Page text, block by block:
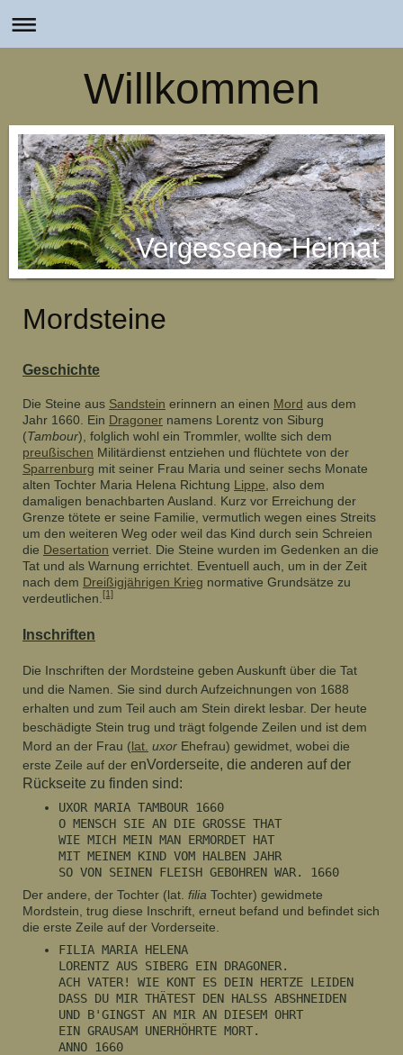
Willkommen
Vergessene-Heimat
Mordsteine
Geschichte
Die Steine aus Sandstein erinnern an einen Mord aus dem
Jahr 1660. Ein Dragoner namens Lorentz von Siburg
(Tambour), folglich wohl ein Trommler, wollte sich dem
preußischen Militärdienst entziehen und flüchtete von der
Sparrenburg mit seiner Frau Maria und seiner sechs Monate
alten Tochter Maria Helena Richtung Lippe , also dem
damaligen benachbarten Ausland. Kurz vor Erreichung der
Grenze tötete er seine Familie, vermutlich wegen eines Streits
um den weiteren Weg oder weil das Kind durch sein Schreien
die Desertation verriet. Die Steine wurden im Gedenken an die
Tat und als Warnung errichtet. Eventuell auch, um in der Zeit
nach dem Dreißigjährigen Krieg normative Grundsätze zu
verdeutlichen. [1]
Inschriften
Die Inschriften der Mordsteine geben Auskunft über die Tat
und die Namen. Sie sind durch Aufzeichnungen von 1688
erhalten und zum Teil auch am Stein direkt lesbar. Der heute
beschädigte Stein trug und trägt folgende Zeilen und ist dem
Mord an der Frau (lat. uxor Ehefrau) gewidmet, wobei die
erste Zeile auf der enVorderseite, die anderen auf der
Rückseite zu finden sind:
UXOR MARIA TAMBOUR 1660
O MENSCH SIE AN DIE GROSSE THAT
WIE MICH MEIN MAN ERMORDET HAT
MIT MEINEM KIND VOM HALBEN JAHR
SO VON SEINEN FLEISH GEBOHREN WAR. 1660
Der andere, der Tochter (lat. filia Tochter) gewidmete
Mordstein, trug diese Inschrift, erneut befand und befindet sich
die erste Zeile auf der Vorderseite.
FILIA MARIA HELENA
LORENTZ AUS SIBERG EIN DRAGONER.
ACH VATER! WIE KONT ES DEIN HERTZE LEIDEN
DASS DU MIR THÄTEST DEN HALSS ABSHNEIDEN
UND B'GINGST AN MIR AN DIESEM OHRT
EIN GRAUSAM UNERHÖHRTE MORT.
ANNO 1660